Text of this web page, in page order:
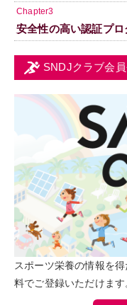
Chapter3
安全性の高い認証プ
SNDJクラブ会
スポーツ栄養の情報を
料でご登録いただけま